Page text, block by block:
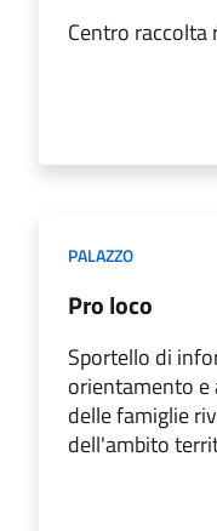
Centro raccolta
PALAZZO
Pro loco
Sportello di
orientamento e
delle famiglie
dell'ambito